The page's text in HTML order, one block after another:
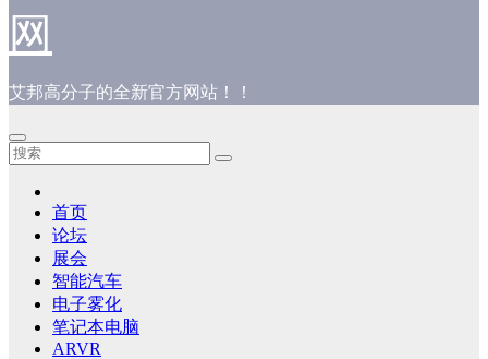
网
艾邦高分子的全新官方网站！！
首页
论坛
展会
智能汽车
电子雾化
笔记本电脑
ARVR